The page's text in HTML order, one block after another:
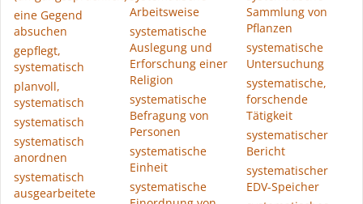
eine Gegend
absuchen
gepflegt,
systematisch
planvoll,
systematisch
systematisch
systematisch
anordnen
systematisch
ausgearbeitete
Arbeitsweise
systematische
Auslegung und
Erforschung einer
Religion
systematische
Befragung von
Personen
systematische
Einheit
systematische
Sammlung von
Pflanzen
systematische
Untersuchung
systematische,
forschende
Tätigkeit
systematischer
Bericht
systematischer
EDV-Speicher